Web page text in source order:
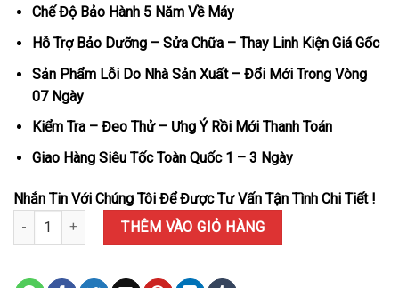
Chế Độ Bảo Hành 5 Năm Về Máy
Hỗ Trợ Bảo Dưỡng – Sửa Chữa – Thay Linh Kiện Giá Gốc
Sản Phẩm Lỗi Do Nhà Sản Xuất – Đổi Mới Trong Vòng
07 Ngày
Kiểm Tra – Đeo Thử – Ưng Ý Rồi Mới Thanh Toán
Giao Hàng Siêu Tốc Toàn Quốc 1 – 3 Ngày
Nhắn Tin Với Chúng Tôi Để Được Tư Vấn Tận Tình Chi Tiết !
Đồng Hồ Audemars Piguet Royal Oak Offshore Diver 15710ST
THÊM VÀO GIỎ HÀNG